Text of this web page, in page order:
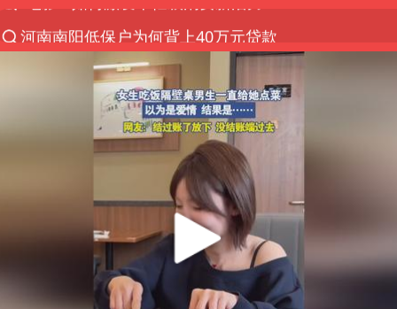
河南南阳低保户为何背上40万元贷款
泰国初中生饮弹自尽前开了26枪
预计“白海豚”明晚将在浙江舟山到福建福鼎一带沿海
用AI造出新病毒意味着什么
今年第二强台风将带来多大影响
美股创4月份以来最大单周涨幅
台风白海豚已进入24小时警戒线
台风白海豚登陆点缩圈
俄黑客称掌握北约直接参与袭俄证据